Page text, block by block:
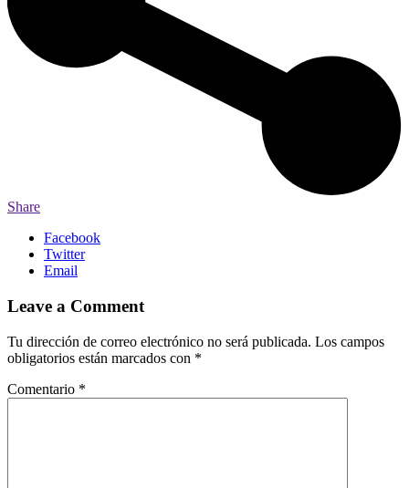
Share
Facebook
Twitter
Email
Leave a Comment
Tu dirección de correo electrónico no será publicada. Los campos
obligatorios están marcados con *
Comentario *